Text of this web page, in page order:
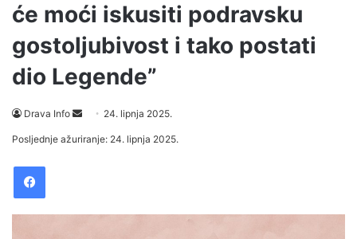
će moći iskusiti podravsku
gostoljubivost i tako postati
dio Legende”
Drava Info 24. lipnja 2025.
Posljednje ažuriranje: 24. lipnja 2025.